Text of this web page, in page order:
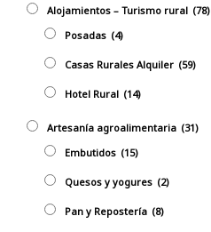
Alojamientos – Turismo rural (78)
Posadas (4)
Casas Rurales Alquiler (59)
Hotel Rural (14)
Artesanía agroalimentaria (31)
Embutidos (15)
Quesos y yogures (2)
Pan y Repostería (8)